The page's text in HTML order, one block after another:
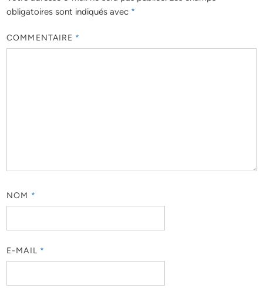
obligatoires sont indiqués avec *
COMMENTAIRE *
NOM *
E-MAIL *